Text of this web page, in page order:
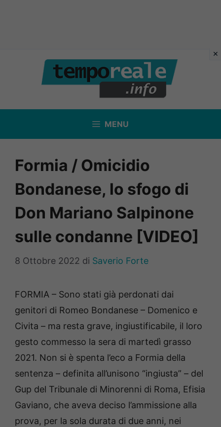
contenuto
MENU
Formia / Omicidio
Bondanese, lo sfogo di
Don Mariano Salpinone
sulle condanne [VIDEO]
8 Ottobre 2022 di Saverio Forte
FORMIA – Sono stati già perdonati dai
genitori di Romeo Bondanese – Domenico e
Civita – ma resta grave, ingiustificabile, il loro
gesto commesso la sera di martedì grasso
2021. Non si è spenta l’eco a Formia della
sentenza – definita all’unisono “ingiusta” – del
Gup del Tribunale di Minorenni di Roma, Efisia
Gaviano, che aveva deciso l’ammissione alla
prova, per la sola durata di due anni, nei